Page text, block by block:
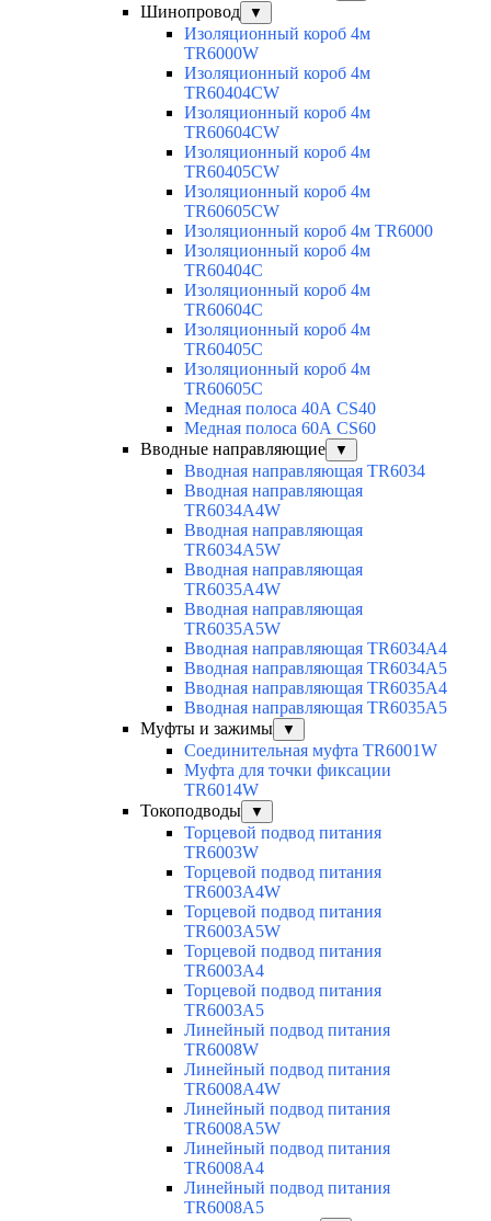
Шинопровод ▼
Изоляционный короб 4м
TR6000W
Изоляционный короб 4м
TR60404CW
Изоляционный короб 4м
TR60604CW
Изоляционный короб 4м
TR60405CW
Изоляционный короб 4м
TR60605CW
Изоляционный короб 4м TR6000
Изоляционный короб 4м
TR60404C
Изоляционный короб 4м
TR60604C
Изоляционный короб 4м
TR60405C
Изоляционный короб 4м
TR60605C
Медная полоса 40А CS40
Медная полоса 60А CS60
Вводные направляющие
▼
Вводная направляющая TR6034
Вводная направляющая
TR6034A4W
Вводная направляющая
TR6034A5W
Вводная направляющая
TR6035A4W
Вводная направляющая
TR6035A5W
Вводная направляющая TR6034A4
Вводная направляющая TR6034A5
Вводная направляющая TR6035A4
Вводная направляющая TR6035A5
Муфты и зажимы
▼
Соединительная муфта TR6001W
Муфта для точки фиксации
TR6014W
Токоподводы
▼
Торцевой подвод питания
TR6003W
Торцевой подвод питания
TR6003A4W
Торцевой подвод питания
TR6003A5W
Торцевой подвод питания
TR6003A4
Торцевой подвод питания
TR6003A5
Линейный подвод питания
TR6008W
Линейный подвод питания
TR6008A4W
Линейный подвод питания
TR6008A5W
Линейный подвод питания
TR6008A4
Линейный подвод питания
TR6008A5